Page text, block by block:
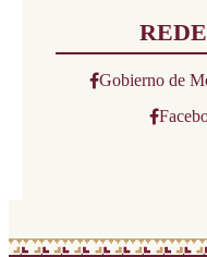
Gobierno de